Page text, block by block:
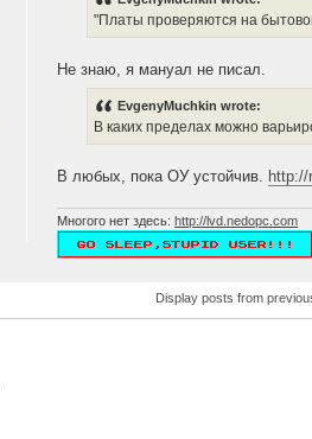
"Платы проверяются на
Не знаю, я мануал не писал.
EvgenyMuchkin wrote:
В каких пределах можно
В любых, пока ОУ устойчив.
Многого нет здесь:http://lvd.nedopc.com
Display posts from